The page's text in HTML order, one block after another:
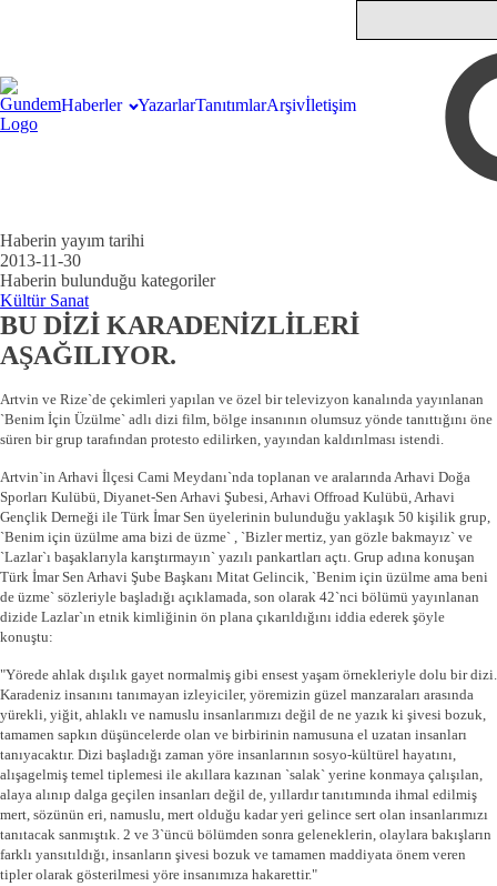
Haberler YazarlarTanıtımlarArşivİletişim
Haberin yayım tarihi
2013-11-30
Haberin bulunduğu kategoriler
Kültür Sanat
BU DİZİ KARADENİZLİLERİ
AŞAĞILIYOR.
Artvin ve Rize`de çekimleri yapılan ve özel bir televizyon kanalında yayınlanan
`Benim İçin Üzülme` adlı dizi film, bölge insanının olumsuz yönde tanıttığını öne
süren bir grup tarafından protesto edilirken, yayından kaldırılması istendi.
Artvin`in Arhavi İlçesi Cami Meydanı`nda toplanan ve aralarında Arhavi Doğa
Sporları Kulübü, Diyanet-Sen Arhavi Şubesi, Arhavi Offroad Kulübü, Arhavi
Gençlik Derneği ile Türk İmar Sen üyelerinin bulunduğu yaklaşık 50 kişilik grup,
`Benim için üzülme ama bizi de üzme` , `Bizler mertiz, yan gözle bakmayız` ve
`Lazlar`ı başaklarıyla karıştırmayın` yazılı pankartları açtı. Grup adına konuşan
Türk İmar Sen Arhavi Şube Başkanı Mitat Gelincik, `Benim için üzülme ama beni
de üzme` sözleriyle başladığı açıklamada, son olarak 42`nci bölümü yayınlanan
dizide Lazlar`ın etnik kimliğinin ön plana çıkarıldığını iddia ederek şöyle
konuştu:
"Yörede ahlak dışılık gayet normalmiş gibi ensest yaşam örnekleriyle dolu bir dizi.
Karadeniz insanını tanımayan izleyiciler, yöremizin güzel manzaraları arasında
yürekli, yiğit, ahlaklı ve namuslu insanlarımızı değil de ne yazık ki şivesi bozuk,
tamamen sapkın düşüncelerde olan ve birbirinin namusuna el uzatan insanları
tanıyacaktır. Dizi başladığı zaman yöre insanlarının sosyo-kültürel hayatını,
alışagelmiş temel tiplemesi ile akıllara kazınan `salak` yerine konmaya çalışılan,
alaya alınıp dalga geçilen insanları değil de, yıllardır tanıtımında ihmal edilmiş
mert, sözünün eri, namuslu, mert olduğu kadar yeri gelince sert olan insanlarımızı
tanıtacak sanmıştık. 2 ve 3`üncü bölümden sonra geleneklerin, olaylara bakışların
farklı yansıtıldığı, insanların şivesi bozuk ve tamamen maddiyata önem veren
tipler olarak gösterilmesi yöre insanımıza hakarettir."